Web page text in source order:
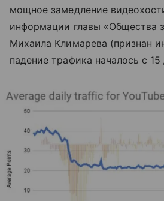
мощное замедление
информации главы «Общества
Михаила Климарева (признан
падение трафика началось с 15